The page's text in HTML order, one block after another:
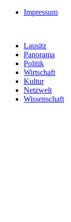
Impressum
Lausitz
Panorama
Politik
Wirtschaft
Kultur
Netzwelt
Wissenschaft